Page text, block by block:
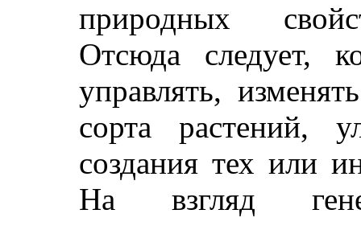
природных
Отсюда следует,
управлять,
сорта растений,
создания тех или
На взгляд